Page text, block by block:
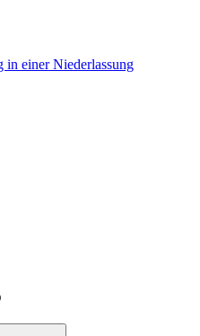
in einer Niederlassung